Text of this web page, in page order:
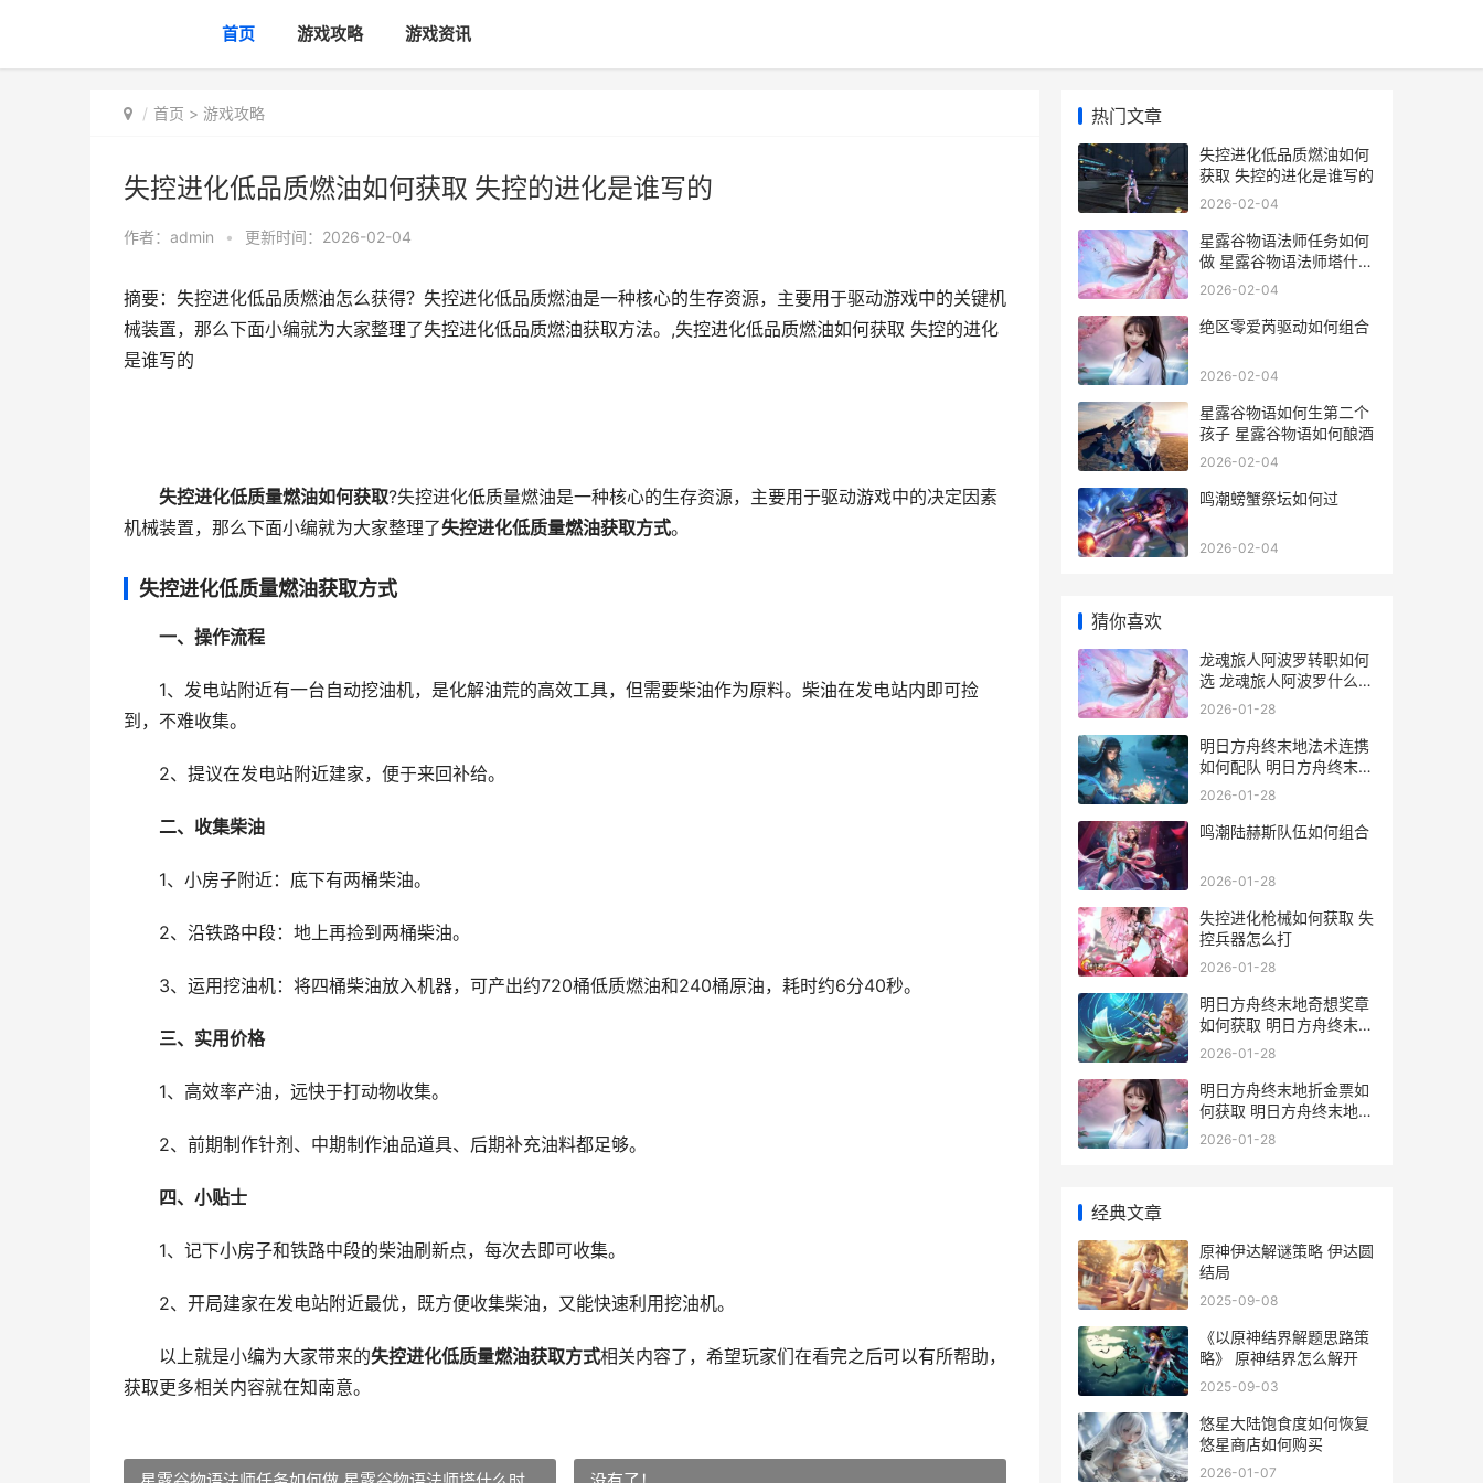
首页 游戏攻略 游戏资讯
首页 > 游戏攻略
失控进化低品质燃油如何获取 失控的进化是谁写的
作者： admin • 更新时间：2026-02-04
摘要：失控进化低品质燃油怎么获得？失控进化低品质燃油‌是一种核心的生存资源，主要用于驱动游戏中的关键机
械装置，那么下面小编就为大家整理了失控进化低品质燃油获取方法。,失控进化低品质燃油如何获取 失控的进化
是谁写的
失控进化低质量燃油如何获取?失控进化低质量燃油‌是一种核心的生存资源，主要用于驱动游戏中的决定因素
机械装置，那么下面小编就为大家整理了失控进化低质量燃油获取方式。
失控进化低质量燃油获取方式
一、操作流程
1、发电站附近有一台自动挖油机，是化解油荒的高效工具，但需要柴油作为原料。柴油在发电站内即可捡
到，不难收集。
2、提议在发电站附近建家，便于来回补给。
二、收集柴油
1、小房子附近：底下有两桶柴油。
2、沿铁路中段：地上再捡到两桶柴油。
3、运用挖油机：将四桶柴油放入机器，可产出约720桶低质燃油和240桶原油，耗时约6分40秒。
三、实用价格
1、高效率产油，远快于打动物收集。
2、前期制作针剂、中期制作油品道具、后期补充油料都足够。
四、小贴士
1、记下小房子和铁路中段的柴油刷新点，每次去即可收集。
2、开局建家在发电站附近最优，既方便收集柴油，又能快速利用挖油机。
以上就是小编为大家带来的失控进化低质量燃油获取方式相关内容了，希望玩家们在看完之后可以有所帮助，
获取更多相关内容就在知南意。
热门文章
失控进化低品质燃油如何
获取 失控的进化是谁写的
2026-02-04
星露谷物语法师任务如何
做 星露谷物语法师塔什么
时候开门
2026-02-04
绝区零爱芮驱动如何组合
2026-02-04
星露谷物语如何生第二个
孩子 星露谷物语如何酿酒
2026-02-04
鸣潮螃蟹祭坛如何过
2026-02-04
猜你喜欢
龙魂旅人阿波罗转职如何
选 龙魂旅人阿波罗什么时
候上线
2026-01-28
明日方舟终末地法术连携
如何配队 明日方舟终末地
什么时候上线
2026-01-28
鸣潮陆赫斯队伍如何组合
2026-01-28
失控进化枪械如何获取 失
控兵器怎么打
2026-01-28
明日方舟终末地奇想奖章
如何获取 明日方舟终末地
兑换码入口
2026-01-28
明日方舟终末地折金票如
何获取 明日方舟终末地什
么时候上线
2026-01-28
经典文章
原神伊达解谜策略 伊达圆
结局
2025-09-08
《以原神结界解题思路策
略》 原神结界怎么解开
2025-09-03
悠星大陆饱食度如何恢复
悠星商店如何购买
2026-01-07